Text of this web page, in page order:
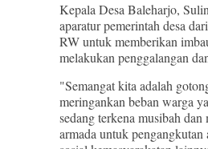
Kepala Desa Baleharjo,
aparatur pemerintah desa
RW untuk memberikan
melakukan penggalangan
"Semangat kita adalah
meringankan beban warga
sedang terkena musibah dan
armada untuk pengangkutan